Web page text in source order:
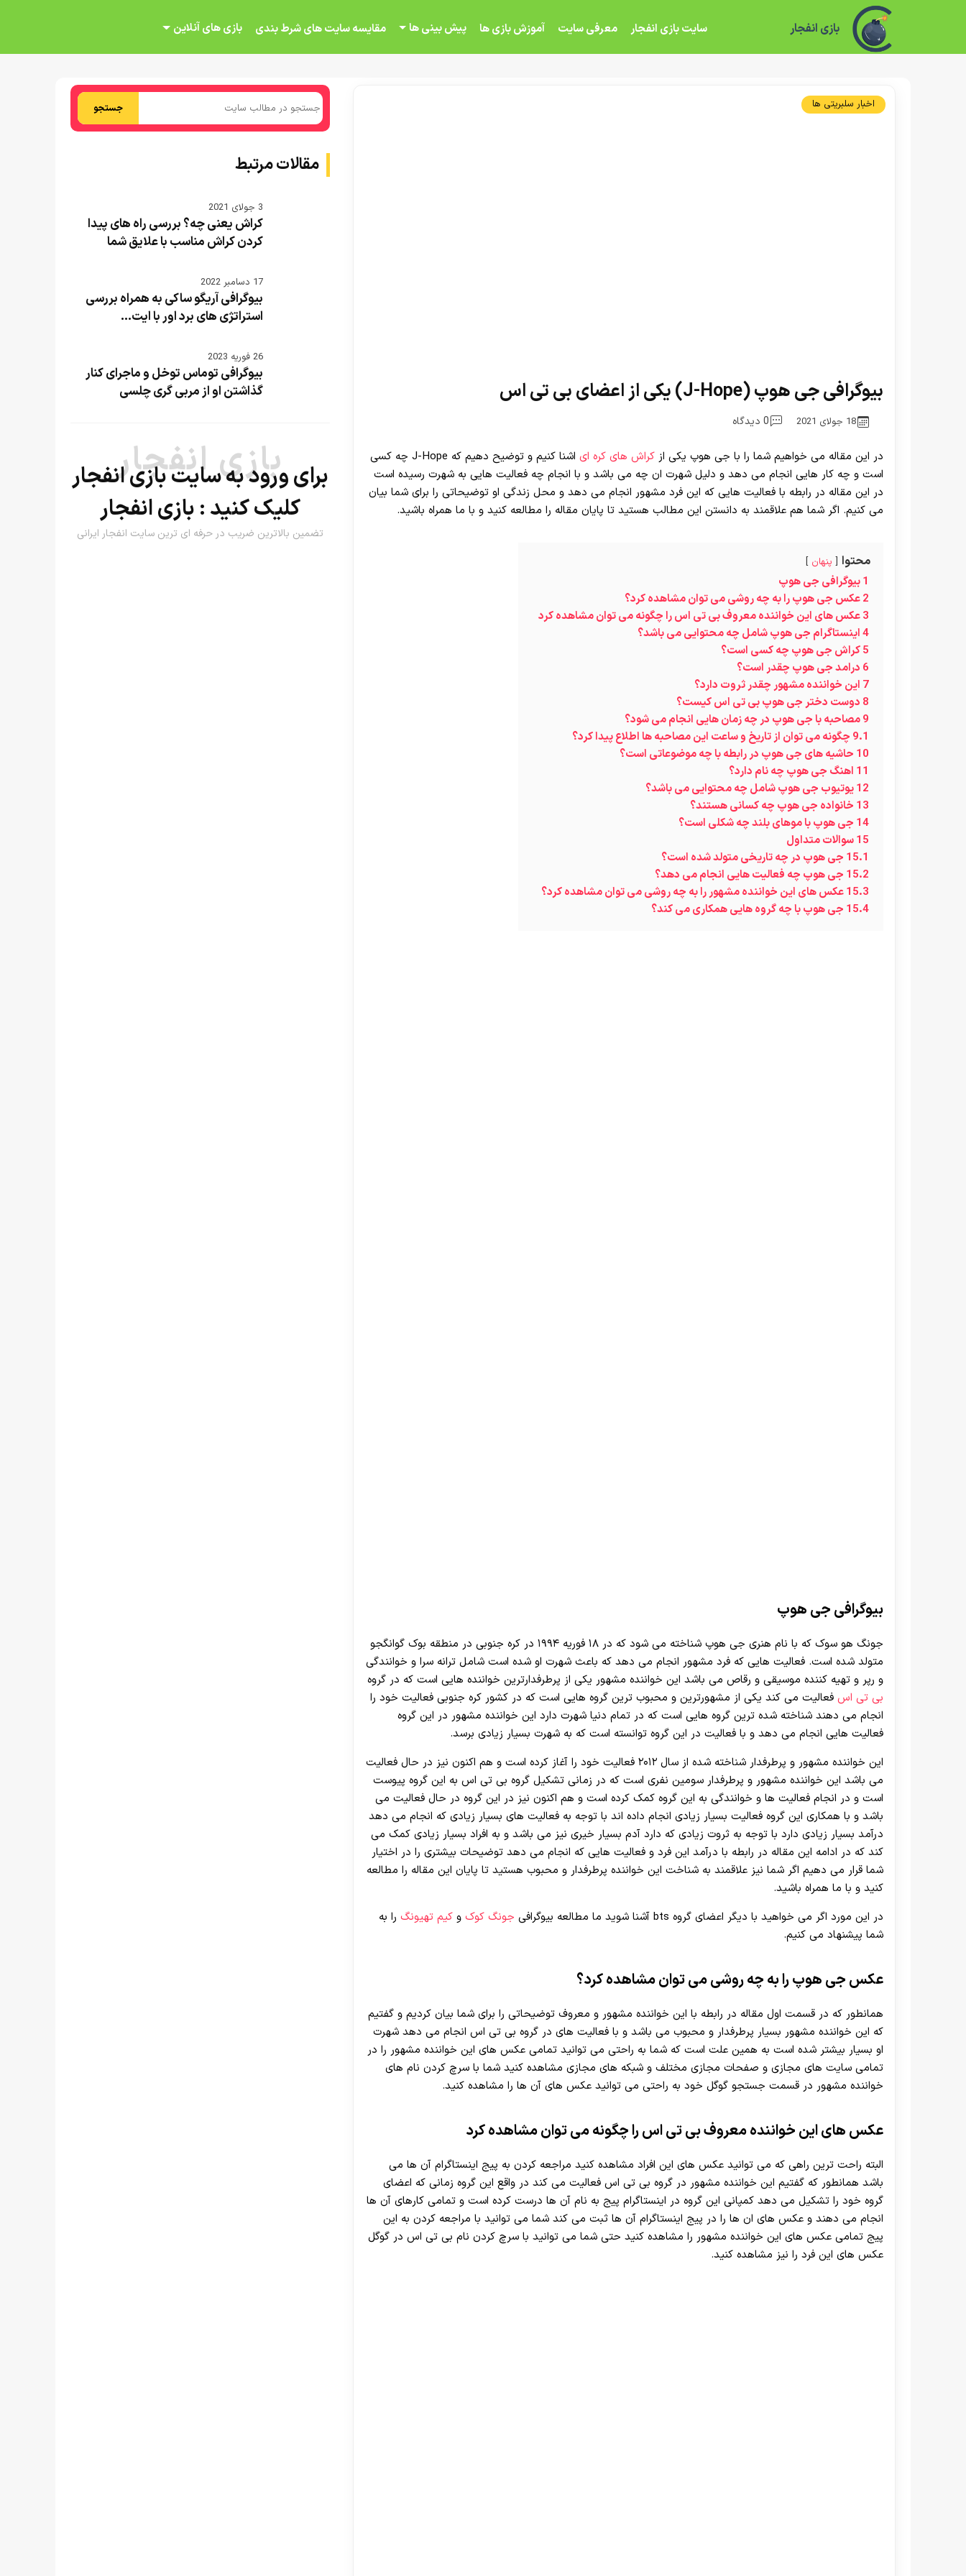
بازی انفجار سایت بازی انفجار معرفی سایت آموزش بازی ها پیش بینی ها مقایسه سایت های شرط بندی بازی های آنلاین
اخبار سلبریتی ها
بیوگرافی جی هوپ (J-Hope) یکی از اعضای بی تی اس
18 جولای 2021 0 دیدگاه
در این مقاله می خواهیم شما را با جی هوپ یکی ازکراش های کره ای
اشنا کنیم و توضیح دهیم که J-Hope چه کسی
است و چه کار هایی انجام می دهد و دلیل شهرت ان چه می باشد و با انجام چه فعالیت هایی به شهرت رسیده است
در این مقاله در رابطه با فعالیت هایی که این فرد مشهور انجام می دهد و محل زندگی او توضیحاتی را برای شما بیان
می کنیم. اگر شما هم علاقمند به دانستن این مطالب هستید تا پایان مقاله را مطالعه کنید و با ما همراه باشید.
محتوا پنهان
1بیوگرافی جی هوپ
2عکس جی هوپ را به چه روشی می توان مشاهده کرد؟
3عکس های این خواننده معروف بی تی اس را چگونه می توان مشاهده کرد
4اینستاگرام جی هوپ شامل چه محتوایی می باشد؟
5کراش جی هوپ چه کسی است؟
6 درامد جی هوپ چقدر است؟
7 این خواننده مشهور چقدر ثروت دارد؟
8 دوست دختر جی هوپ بی تی اس کیست؟
9مصاحبه با جی هوپ در چه زمان هایی انجام می شود؟
9.1 چگونه می توان از تاریخ و ساعت این مصاحبه ها اطلاع پیدا کرد؟
10 حاشیه های جی هوپ در رابطه با چه موضوعاتی است؟
11 اهنگ جی هوپ چه نام دارد؟
12یوتیوب جی هوپ شامل چه محتوایی می باشد؟
13 خانواده جی هوپ چه کسانی هستند؟
14 جی هوپ با موهای بلند چه شکلی است؟
15سوالات متداول
15.1 جی هوپ در چه تاریخی متولد شده است؟
15.2 جی هوپ چه فعالیت هایی انجام می دهد؟
15.3عکس های این خواننده مشهور را به چه روشی می توان مشاهده کرد؟
15.4 جی هوپ با چه گروه هایی همکاری می کند؟
بیوگرافی جی هوپ
جونگ هو سوک که با نام هنری جی هوپ شناخته می شود که در ۱۸ فوریه ۱۹۹۴ در کره جنوبی در منطقه بوک گوانگجو
متولد شده است. فعالیت هایی که فرد مشهور انجام می دهد که باعث شهرت او شده است شامل ترانه سرا و خوانندگی
و رپر و تهیه کننده موسیقی و رقاص می باشد این خواننده مشهور یکی از پرطرفدارترین خواننده هایی است که در گروه
بی تی اس فعالیت می ‌کند یکی از مشهورترین و محبوب ترین گروه هایی است که در کشور کره جنوبی فعالیت خود را
انجام می‌ دهند شناخته شده ترین گروه هایی است که در تمام دنیا شهرت دارد این خواننده مشهور در این گروه
فعالیت هایی انجام می دهد و با فعالیت در این گروه توانسته است که به شهرت بسیار زیادی برسد.
این خواننده مشهور و پرطرفدار شناخته شده از سال ۲۰۱۲ فعالیت خود را آغاز کرده است و هم اکنون نیز در حال فعالیت
می باشد این خواننده مشهور و پرطرفدار سومین نفری است که در زمانی تشکیل گروه بی تی اس به این گروه پیوست
است و در انجام فعالیت ها و خوانندگی به این گروه کمک کرده است و هم اکنون نیز در این گروه در حال فعالیت می
باشد و با همکاری این گروه فعالیت بسیار زیادی انجام داده اند با توجه به فعالیت های بسیار زیادی که انجام می ‌دهد
درآمد بسیار زیادی دارد با توجه به ثروت زیادی که دارد آدم بسیار خیری نیز می ‌باشد و به افراد بسیار زیادی کمک می
کند که در ادامه این مقاله در رابطه با درآمد این فرد و فعالیت هایی که انجام می دهد توضیحات بیشتری را در اختیار
شما قرار می دهیم اگر شما نیز علاقمند به شناخت این خواننده پرطرفدار و محبوب هستید تا پایان این مقاله را مطالعه
کنید و با ما همراه باشید.
در این مورد اگر می خواهید با دیگر اعضای گروه bts آشنا شوید ما مطالعه بیوگرافی
جونگ کوک وکیم تهیونگ را به
شما پیشنهاد می کنیم.
عکس جی هوپ را به چه روشی می توان مشاهده کرد؟
همانطور که در قسمت اول مقاله در رابطه با این خواننده مشهور و معروف توضیحاتی را برای شما بیان کردیم و گفتیم
که این خواننده مشهور بسیار پرطرفدار و محبوب می باشد و با فعالیت‌ های در گروه بی تی اس انجام می ‌دهد شهرت
او بسیار بیشتر شده است به همین علت است که شما به راحتی می توانید تمامی عکس های این خواننده مشهور را در
تمامی سایت های مجازی و صفحات مجازی مختلف و شبکه‌ های مجازی مشاهده کنید شما با سرچ کردن نام های
خواننده مشهور در قسمت جستجو گوگل خود به راحتی می توانید عکس های آن ها را مشاهده کنید.
عکس های این خواننده معروف بی تی اس را چگونه می توان مشاهده کرد
البته راحت ترین راهی که می توانید عکس های این افراد مشاهده کنید مراجعه کردن به پیج اینستاگرام آن ها می
باشد همانطور که گفتیم این خواننده مشهور در گروه بی تی اس فعالیت می ‌کند در واقع این گروه زمانی که اعضای
گروه خود را تشکیل می ‌دهد کمپانی این گروه در اینستاگرام پیج به نام آن ها درست کرده است و تمامی کارهای آن ها
انجام می ‌دهند و عکس های ان ها را در پیج اینستاگرام آن ها ثبت می کند شما می توانید با مراجعه کردن به این
پیج تمامی عکس های این خواننده مشهور را مشاهده کنید حتی شما می توانید با سرچ کردن نام بی تی اس در گوگل
عکس های این فرد را نیز مشاهده کنید.
جستجو
مقالات مرتبط
3 جولای 2021
کراش یعنی چه؟ بررسی راه های پیدا
کردن کراش مناسب با علایق شما
17 دسامبر 2022
بیوگرافی آریگو ساکی به همراه بررسی
استراتژی های برد اور با ایت...
26 فوریه 2023
بیوگرافی توماس توخل و ماجرای کنار
گذاشتن او از مربی گری چلسی
بازی انفجار
برای ورود به سایت بازی انفجار
کلیک کنید : بازی انفجار
تضمین بالاترین ضریب در حرفه ای ترین سایت انفجار ایرانی